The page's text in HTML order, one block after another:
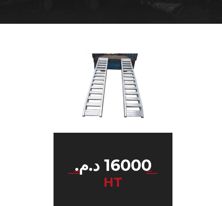
16000 د.م.
HT